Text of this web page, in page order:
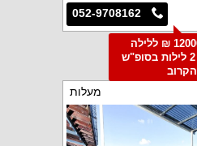
052-9708162
החל מ12000 ₪ ללילה
למזמינים 2 לילות בסופ"ש
הקרוב
מעלות